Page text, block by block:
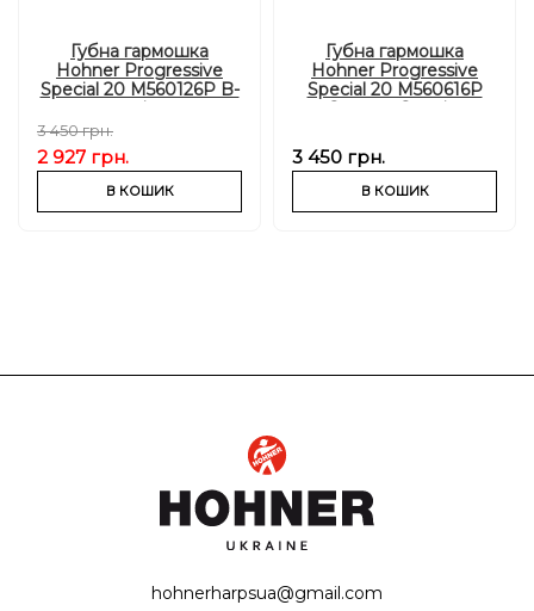
Губна гармошка
Hohner Progressive
Special 20 M560126P B-
major
3 450 грн.
2 927 грн.
В КОШИК
Губна гармошка
Hohner Progressive
Special 20 M560616P
Country C-major
3 450 грн.
В КОШИК
hohnerharpsua@gmail.com